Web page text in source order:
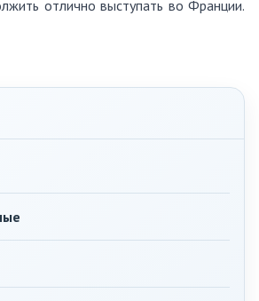
отлично выступать во Франции.